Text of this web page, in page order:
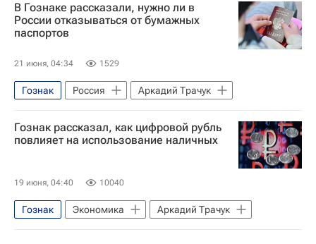
В Гознаке рассказали, нужно ли в
России отказываться от бумажных
паспортов
21 июня, 04:34 1529
Гознак Россия Аркадий Трачук
Гознак рассказал, как цифровой рубль
повлияет на использование наличных
19 июня, 04:40 10040
Гознак Экономика Аркадий Трачук